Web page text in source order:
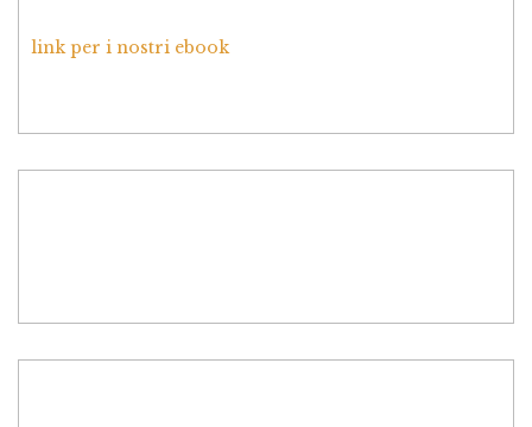
link per i nostri ebook